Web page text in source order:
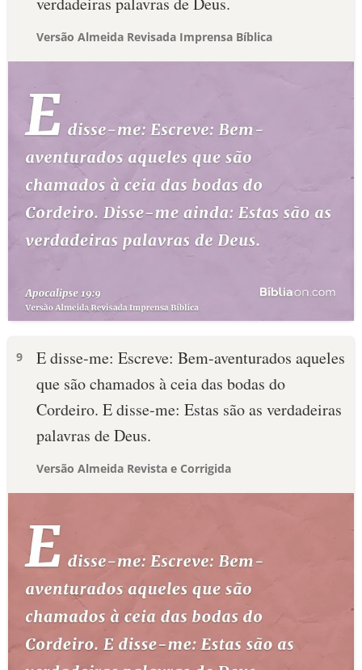
Versão Almeida Revisada Imprensa Bíblica
9
E disse-me: Escreve: Bem-aventurados aqueles
que são chamados à ceia das bodas do
Cordeiro. E disse-me: Estas são as verdadeiras
palavras de Deus.
Versão Almeida Revista e Corrigida